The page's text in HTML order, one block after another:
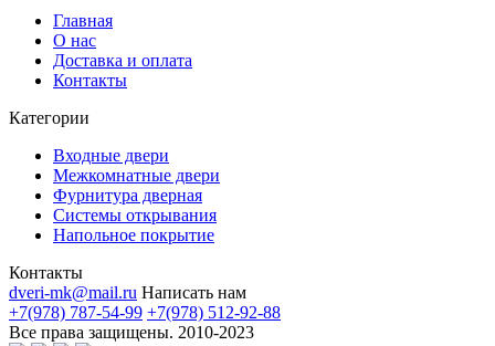
Главная
О нас
Доставка и оплата
Контакты
Категории
Входные двери
Межкомнатные двери
Фурнитура дверная
Системы открывания
Напольное покрытие
Контакты
dveri-mk@mail.ru Написать нам
+7(978) 787-54-99 +7(978) 512-92-88
Все права защищены. 2010-2023